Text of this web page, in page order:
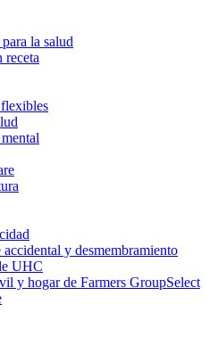
la salud
receta
flexibles
accidental y desmembramiento
UHC
y hogar de Farmers GroupSelect